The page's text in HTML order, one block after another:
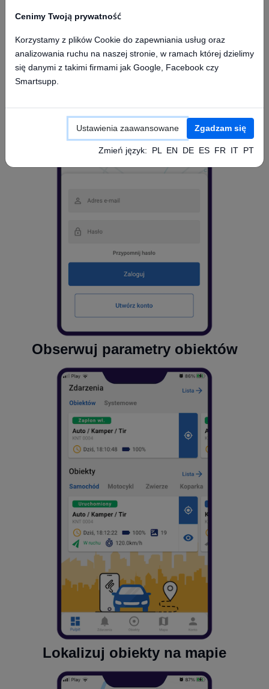
Dostęp z aplikacji mobilnej
Obserwuj parametry obiektów
Lokalizuj obiekty na mapie
Cenimy Twoją prywatność
Korzystamy z plików Cookie do zapewniania usług oraz
analizowania ruchu na naszej stronie, w ramach której dzielimy
się danymi z takimi firmami jak Google, Facebook czy
Smartsupp.
Ustawienia zaawansowane Zgadzam się
Zmień język: PL EN DE ES FR IT PT